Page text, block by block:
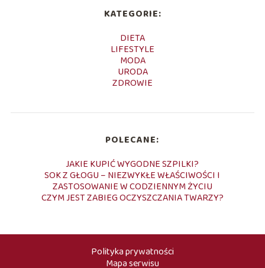
KATEGORIE:
DIETA
LIFESTYLE
MODA
URODA
ZDROWIE
POLECANE:
JAKIE KUPIĆ WYGODNE SZPILKI?
SOK Z GŁOGU – NIEZWYKŁE WŁAŚCIWOŚCI I
ZASTOSOWANIE W CODZIENNYM ŻYCIU
CZYM JEST ZABIEG OCZYSZCZANIA TWARZY?
Polityka prywatności
Mapa serwisu